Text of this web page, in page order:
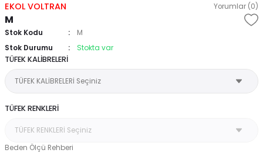
EKOL VOLTRAN Yorumlar (0)
M
Stok Kodu
M
Stok Durumu
Stokta var
TÜFEK KALİBRELERİ
TÜFEK RENKLERİ
Beden Ölçü Rehberi